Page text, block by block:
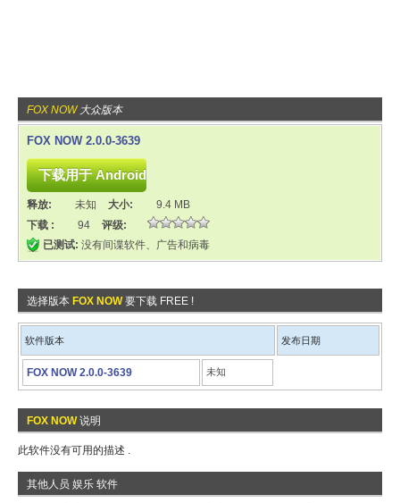
FOX NOW大众版本
FOX NOW 2.0.0-3639
释放: 未知 大小:
9.4 MB
下载 :
94
评级:
已测试: 没有间谍软件、广告和病毒
选择版本 FOX NOW要下载 FREE !
软件版本 发布日期
FOX NOW 2.0.0-3639 未知
FOX NOW说明
此软件没有可用的描述 .
其他人员 娱乐 软件